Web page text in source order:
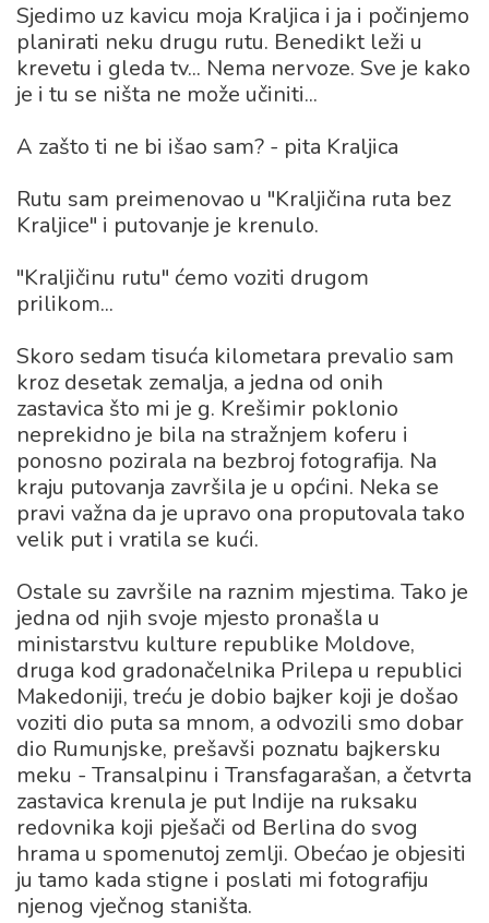
Sjedimo uz kavicu moja Kraljica i ja i počinjemo
planirati neku drugu rutu. Benedikt leži u
krevetu i gleda tv... Nema nervoze. Sve je kako
je i tu se ništa ne može učiniti...
A zašto ti ne bi išao sam? - pita Kraljica
Rutu sam preimenovao u "Kraljičina ruta bez
Kraljice" i putovanje je krenulo.
"Kraljičinu rutu" ćemo voziti drugom
prilikom...
Skoro sedam tisuća kilometara prevalio sam
kroz desetak zemalja, a jedna od onih
zastavica što mi je g. Krešimir poklonio
neprekidno je bila na stražnjem koferu i
ponosno pozirala na bezbroj fotografija. Na
kraju putovanja završila je u općini. Neka se
pravi važna da je upravo ona proputovala tako
velik put i vratila se kući.
Ostale su završile na raznim mjestima. Tako je
jedna od njih svoje mjesto pronašla u
ministarstvu kulture republike Moldove,
druga kod gradonačelnika Prilepa u republici
Makedoniji, treću je dobio bajker koji je došao
voziti dio puta sa mnom, a odvozili smo dobar
dio Rumunjske, prešavši poznatu bajkersku
meku - Transalpinu i Transfagarašan, a četvrta
zastavica krenula je put Indije na ruksaku
redovnika koji pješači od Berlina do svog
hrama u spomenutoj zemlji. Obećao je objesiti
ju tamo kada stigne i poslati mi fotografiju
njenog vječnog staništa.